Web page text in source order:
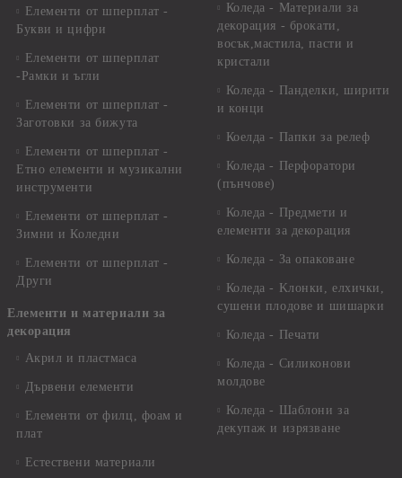
Елементи от шперплат -
Букви и цифри
Елементи от шперплат
-Рамки и ъгли
Елементи от шперплат -
Заготовки за бижута
Елементи от шперплат -
Етно елементи и музикални
инструменти
Елементи от шперплат -
Зимни и Коледни
Елементи от шперплат -
Други
Елементи и материали за
декорация
Акрил и пластмаса
Дървени елементи
Елементи от филц, фоам и
плат
Естествени материали
Коледа - Материали за
декорация - брокати,
восък,мастила, пасти и
кристали
Коледа - Панделки, ширити
и конци
Коелда - Папки за релеф
Коледа - Перфоратори
(пънчове)
Коледа - Предмети и
елементи за декорация
Коледа - За опаковане
Коледа - Kлонки, елхички,
сушени плодове и шишарки
Коледа - Печати
Коледа - Силиконови
молдове
Коледа - Шаблони за
декупаж и изрязване